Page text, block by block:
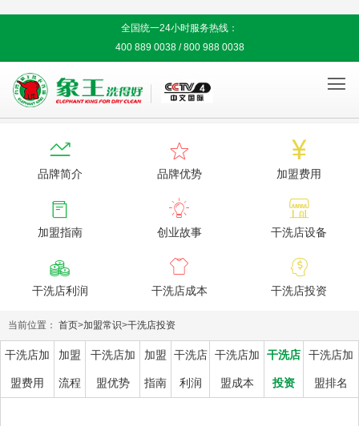
全国统一24小时服务热线：
400 889 0038 / 800 988 0038


品牌简介

品牌优势

加盟费用

加盟指南

创业故事

干洗店设备

干洗店利润

干洗店成本

干洗店投资
当前位置： 首页>加盟常识>干洗店投资
干洗店加
盟费用
加盟
流程
干洗店加
盟优势
加盟
指南
干洗店
利润
干洗店加
盟成本
干洗店
投资
干洗店加
盟排名